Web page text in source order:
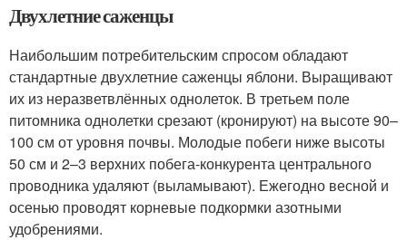
Двухлетние саженцы
Наибольшим потребительским спросом обладают
стандартные двухлетние саженцы яблони. Выращивают
их из неразветвлённых однолеток. В третьем поле
питомника однолетки срезают (кронируют) на высоте 90–
100 см от уровня почвы. Молодые побеги ниже высоты
50 см и 2–3 верхних побега-конкурента центрального
проводника удаляют (выламывают). Ежегодно весной и
осенью проводят корневые подкормки азотными
удобрениями.